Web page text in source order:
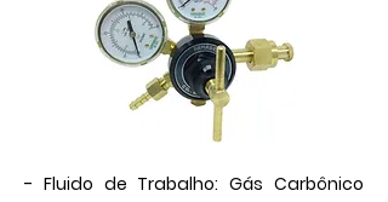
- Fluido de Trabalho: Gás Carbônico